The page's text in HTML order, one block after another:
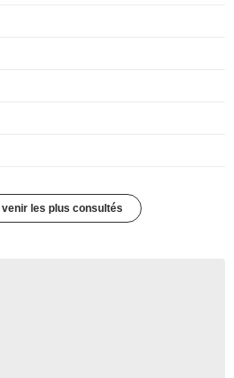
venir les plus consultés